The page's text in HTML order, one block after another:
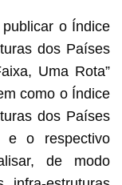
o Índice
dos Países
Uma Rota”
como o Índice
dos Países
e o respectivo
de modo